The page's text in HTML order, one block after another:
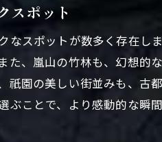
の告白を特別に京都府の魅力
感動的な告白シーンを演出
京都府の魅力を最大限に
プロポーズの成功を導く特
心を打つプロポーズのス
特別な日のための京都府の
スポット
なスポットが数多く存在
た、嵐山の竹林も、幻想
祇園の美しい街並みも、古
ことで、より感動的な瞬